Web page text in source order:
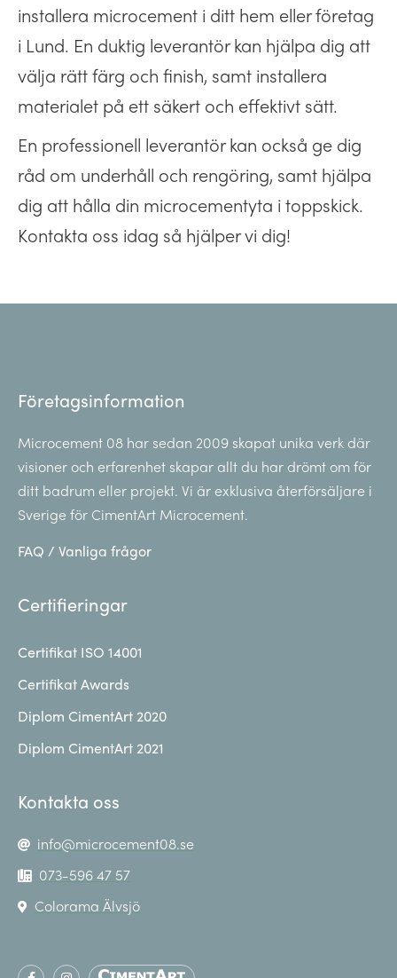
installera microcement i ditt hem eller företag
i Lund. En duktig leverantör kan hjälpa dig att
välja rätt färg och finish, samt installera
materialet på ett säkert och effektivt sätt.
En professionell leverantör kan också ge dig
råd om underhåll och rengöring, samt hjälpa
dig att hålla din microcementyta i toppskick.
Kontakta oss idag så hjälper vi dig!
Företagsinformation
Microcement 08 har sedan 2009 skapat unika verk där
visioner och erfarenhet skapar allt du har drömt om för
ditt badrum eller projekt. Vi är exklusiva återförsäljare i
Sverige för CimentArt Microcement.
FAQ / Vanliga frågor
Certifieringar
Certifikat ISO 14001
Certifikat Awards
Diplom CimentArt 2020
Diplom CimentArt 2021
Kontakta oss
info@microcement08.se
073-596 47 57
Colorama Älvsjö